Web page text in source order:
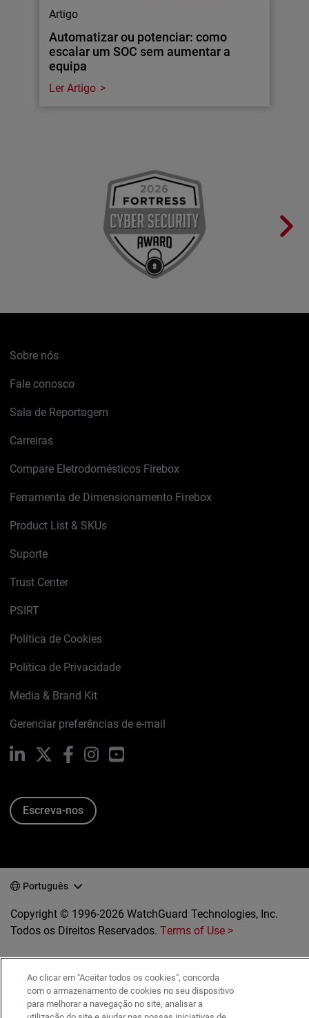
Artigo
Automatizar ou potenciar: como
escalar um SOC sem aumentar a
equipa
Ler Artigo
Sobre nós
Fale conosco
Sala de Reportagem
Carreiras
Compare Eletrodomésticos Firebox
Ferramenta de Dimensionamento Firebox
Product List & SKUs
Suporte
Trust Center
PSIRT
Política de Cookies
Política de Privacidade
Media & Brand Kit
Gerenciar preferências de e-mail
LinkedIn FacebookInstagramYouTube
Escreva-nos
Português
Copyright © 1996-2026 WatchGuard Technologies, Inc.
Todos os Direitos Reservados.Terms of Use >
Ao clicar em "Aceitar todos os cookies", concorda
com o armazenamento de cookies no seu dispositivo
para melhorar a navegação no site, analisar a